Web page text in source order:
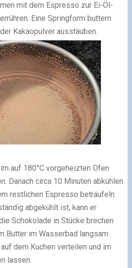
mit dem Espresso zur Ei-Öl-
Eine Springform buttern
Kakaopulver ausstäuben.
auf 180°C vorgeheizten Ofen
Danach circa 10 Minuten abkühlen
restlichen Espresso beträufeln.
abgekühlt ist, kann er
Schokolade in Stücke brechen
Butter im Wasserbad langsam
dem Kuchen verteilen und im
lassen.